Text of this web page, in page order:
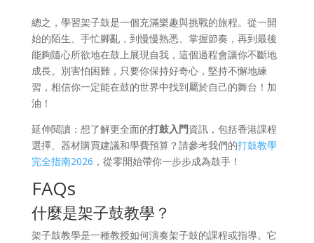
總之，學習架子鼓是一個充滿樂趣與挑戰的旅程。從一開
始的陌生、手忙腳亂，到慢慢熟悉、掌握節奏，再到最後
能夠隨心所欲地在鼓上展現自我，這個過程會讓你不斷地
成長。別害怕困難，只要你保持好奇心，堅持不懈地練
習，相信你一定能在鼓的世界中找到屬於自己的舞台！加
油！
延伸閱讀：想了解更全面的打鼓入門資訊，包括香港課程
選擇、器材購買建議和學費預算？請參考我們的打鼓教學
完全指南2026 ，從零開始帶你一步步成為鼓手！
FAQs
什麼是架子鼓教學？
架子鼓教學是一種教授如何演奏架子鼓的課程或指導。它